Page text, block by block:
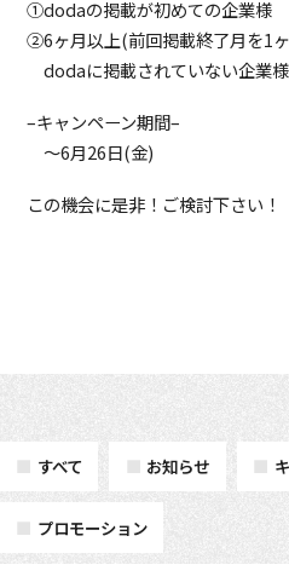
①dodaの掲載が初めての企業様
②6ヶ月以上(前回掲載終了月を1
dodaに掲載されていない企業様
–キャンペーン期間–
～6月26日(金)
この機会に是非！ご検討下さい！
すべて お知らせ
プロモーション